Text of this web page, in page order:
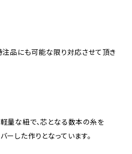
注品にも可能な限り対応させて頂き
量な紐で、芯となる数本の糸を
ーした作りとなっています。